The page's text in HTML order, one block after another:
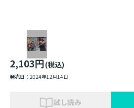
2,103円(税込)
発売日： 2024年12月14日
試し読み